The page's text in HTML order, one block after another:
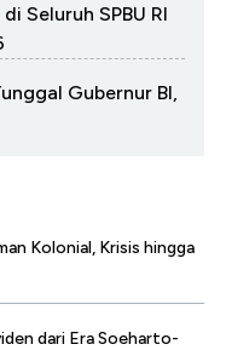
Seluruh SPBU RI
Gubernur BI,
Kolonial, Krisis hingga
dari Era Soeharto-